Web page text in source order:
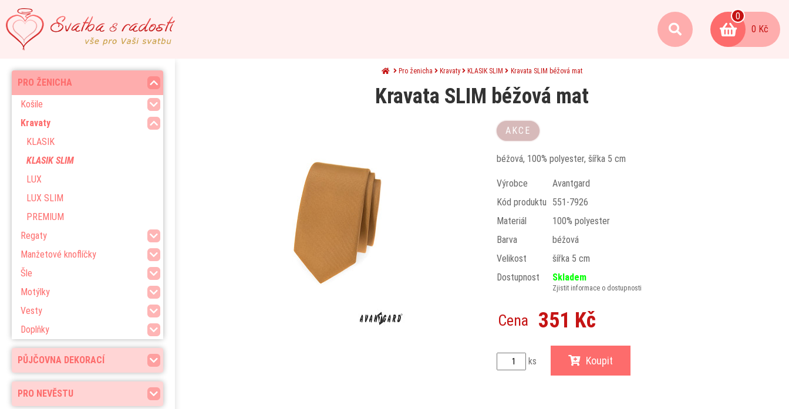
0
0 Kč
PŮJČOVNA DEKORACÍ
PRO NEVĚSTU
PRO ŽENICHA
Košile
Kravaty
KLASIK
KLASIK SLIM
LUX
LUX SLIM
PREMIUM
Regaty
Manžetové knoflíčky
Šle
Motýlky
Vesty
Doplňky
Pro ženicha Kravaty KLASIK SLIM Kravata SLIM béžová mat
Kravata SLIM béžová mat
AKCE
béžová, 100% polyester, šířka 5 cm
Výrobce
Avantgard
Kód produktu
551-7926
Materiál
100% polyester
Barva
béžová
Velikost
šířka 5 cm
Dostupnost
Skladem
Zjistit informace o dostupnosti
Cena 351 Kč
ks Koupit